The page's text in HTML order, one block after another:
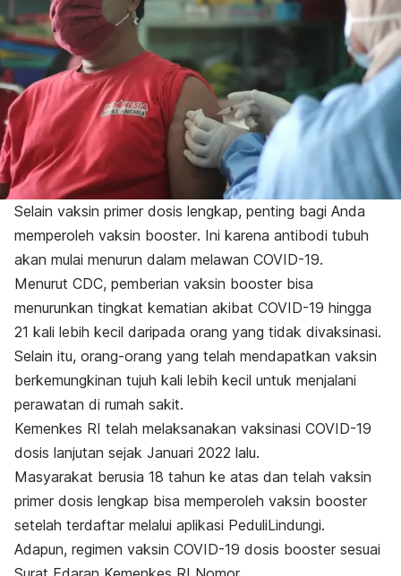
Selain vaksin primer dosis lengkap, penting bagi Anda
memperoleh vaksin booster. Ini karena antibodi tubuh
akan mulai menurun dalam melawan COVID-19.
Menurut CDC, pemberian vaksin booster bisa
menurunkan tingkat kematian akibat COVID-19 hingga
21 kali lebih kecil daripada orang yang tidak divaksinasi.
Selain itu, orang-orang yang telah mendapatkan vaksin
berkemungkinan tujuh kali lebih kecil untuk menjalani
perawatan di rumah sakit.
Kemenkes RI telah melaksanakan vaksinasi COVID-19
dosis lanjutan sejak Januari 2022 lalu.
Masyarakat berusia 18 tahun ke atas dan telah vaksin
primer dosis lengkap bisa memperoleh vaksin booster
setelah terdaftar melalui aplikasi PeduliLindungi.
Adapun, regimen vaksin COVID-19 dosis booster sesuai